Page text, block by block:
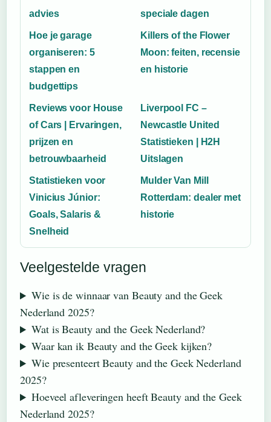
advies
speciale dagen
Hoe je garage
organiseren: 5
stappen en
budgettips
Killers of the Flower
Moon: feiten, recensie
en historie
Reviews voor House
of Cars | Ervaringen,
prijzen en
betrouwbaarheid
Liverpool FC –
Newcastle United
Statistieken | H2H
Uitslagen
Statistieken voor
Vinicius Júnior:
Goals, Salaris &
Snelheid
Mulder Van Mill
Rotterdam: dealer met
historie
Veelgestelde vragen
Wie is de winnaar van Beauty and the Geek
Nederland 2025?
Wat is Beauty and the Geek Nederland?
Waar kan ik Beauty and the Geek kijken?
Wie presenteert Beauty and the Geek Nederland
2025?
Hoeveel afleveringen heeft Beauty and the Geek
Nederland 2025?